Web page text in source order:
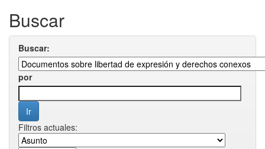
Buscar
Buscar:
por
Filtros actuales: